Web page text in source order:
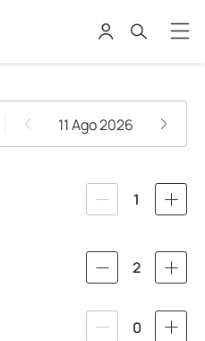
Engenho
11 Ago 2026
1
2
0